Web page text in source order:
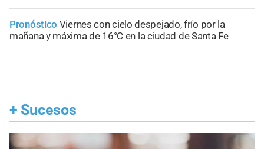
Pronóstico Viernes con cielo despejado, frío por la
mañana y máxima de 16°C en la ciudad de Santa Fe
+ Sucesos